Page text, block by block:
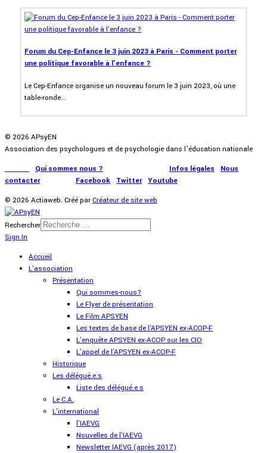
Forum du Cep-Enfance le 3 juin 2023 à Paris - Comment porter
une politique favorable à l'enfance ?
Le Cep-Enfance organise un nouveau forum le 3 juin 2023, où une
table-ronde...
© 2026 APsyEN
Association des psychologues et de psychologie dans l’éducation nationale
Qui sommes nous ? Infos légales
Nous
contacter| Facebook Twitter| Youtube
© 2026 Actiaweb. Créé parCréateur de site web
Rechercher
Sign In
Accueil
L'association
Présentation
Qui sommes-nous?
Le Flyer de présentation
Le Film APSYEN
Les textes de base de l'APSYEN ex-ACOP-F
L'enquête APSYEN ex-ACOP sur les CIO
L'appel de l'APSYEN ex-ACOP-F
Historique
Les délégué.e.s
Liste des délégué.e.s
Le C.A.
L'international
l'IAEVG
Nouvelles de l'IAEVG
Newsletter IAEVG (après 2017)